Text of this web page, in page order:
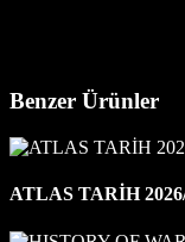
Benzer Ürünler
ATLAS TARİH